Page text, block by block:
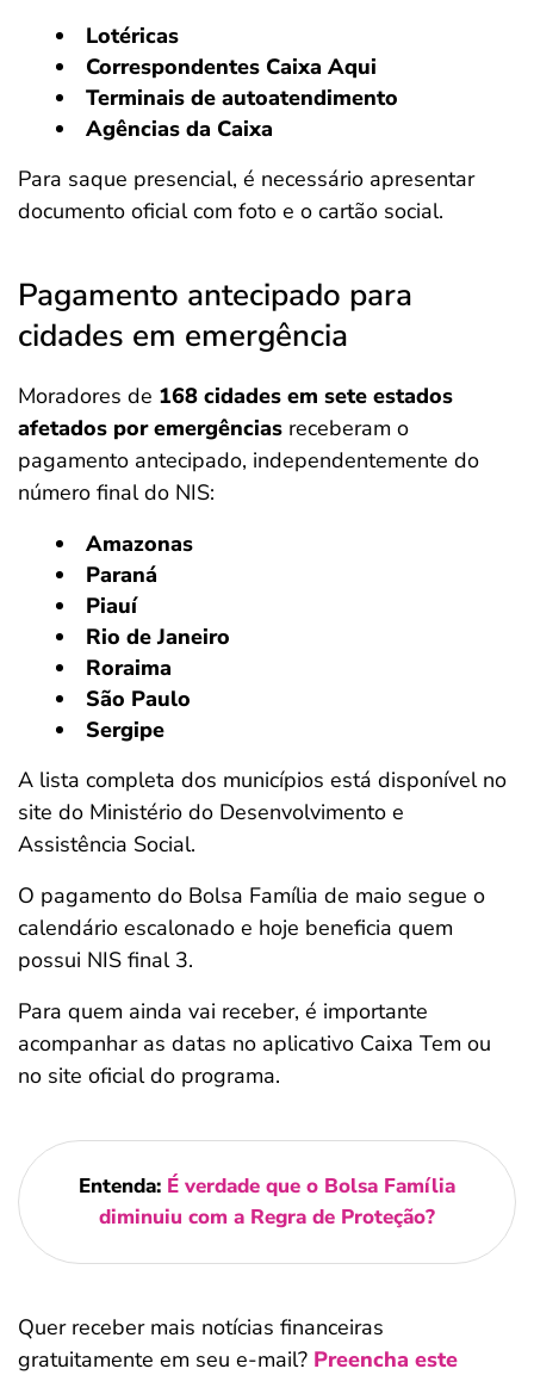
Lotéricas
Correspondentes Caixa Aqui
Terminais de autoatendimento
Agências da Caixa
Para saque presencial, é necessário apresentar
documento oficial com foto e o cartão social.
Pagamento antecipado para
cidades em emergência
Moradores de 168 cidades em sete estados
afetados por emergências receberam o
pagamento antecipado, independentemente do
número final do NIS:
Amazonas
Paraná
Piauí
Rio de Janeiro
Roraima
São Paulo
Sergipe
A lista completa dos municípios está disponível no
site do Ministério do Desenvolvimento e
Assistência Social.
O pagamento do Bolsa Família de maio segue o
calendário escalonado e hoje beneficia quem
possui NIS final 3.
Para quem ainda vai receber, é importante
acompanhar as datas no aplicativo Caixa Tem ou
no site oficial do programa.
Entenda: É verdade que o Bolsa Família
diminuiu com a Regra de Proteção?
Quer receber mais notícias financeiras
gratuitamente em seu e-mail? Preencha este